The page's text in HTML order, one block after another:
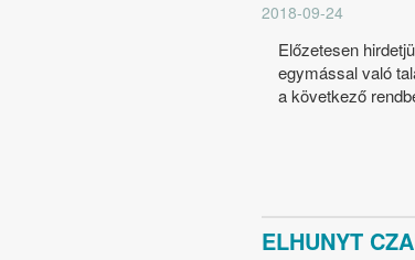
2018-09-24
Előzetesen
egymással való
a következő
ELHUNYT